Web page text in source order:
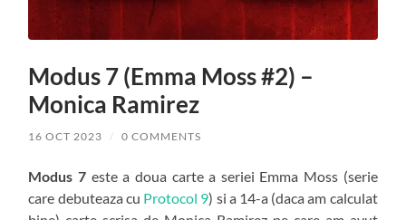
Modus 7 (Emma Moss #2) –
Monica Ramirez
16 OCT 2023 / 0 COMMENTS
Modus 7 este a doua carte a seriei Emma Moss (serie
care debuteaza cu Protocol 9) si a 14-a (daca am calculat